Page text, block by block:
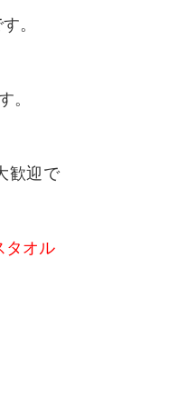
。
。
歓迎で
オル